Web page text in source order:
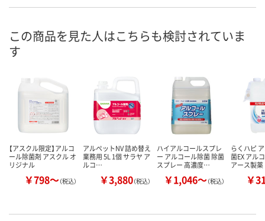
8月10日（月）
カゴへ カゴへ カ
この商品を見た人はこちらも検討されていま
す
【アスクル限定】アルコ
ール除菌剤 アスクル オ
リジナル
￥798～（税込）
アルペットNV 詰め替え
業務用 5L 1個 サラヤ ア
ルコ…
￥3,880（税込）
ハイアルコールスプレ
ー アルコール除菌 除菌
スプレー 高濃度…
￥1,046～（税込）
らくハピ
菌EX アル
アース製薬
￥